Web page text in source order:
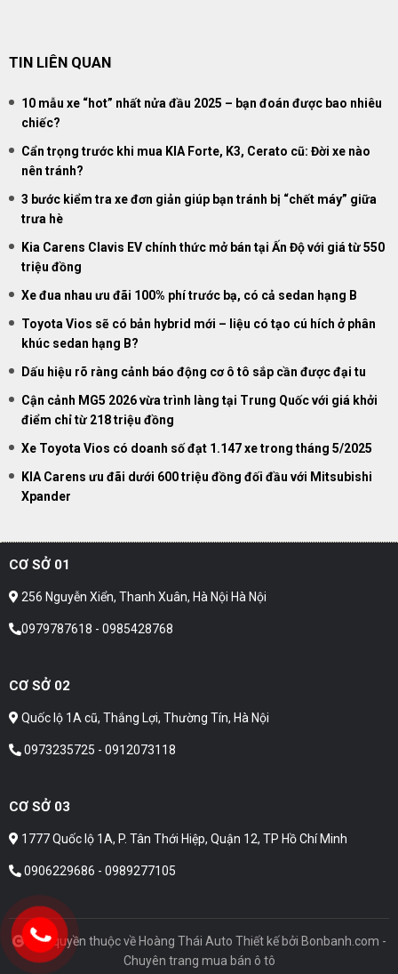
TIN LIÊN QUAN
10 mẫu xe “hot” nhất nửa đầu 2025 – bạn đoán được bao nhiêu
chiếc?
Cẩn trọng trước khi mua KIA Forte, K3, Cerato cũ: Đời xe nào
nên tránh?
3 bước kiểm tra xe đơn giản giúp bạn tránh bị “chết máy” giữa
trưa hè
Kia Carens Clavis EV chính thức mở bán tại Ấn Độ với giá từ 550
triệu đồng
Xe đua nhau ưu đãi 100% phí trước bạ, có cả sedan hạng B
Toyota Vios sẽ có bản hybrid mới – liệu có tạo cú hích ở phân
khúc sedan hạng B?
Dấu hiệu rõ ràng cảnh báo động cơ ô tô sắp cần được đại tu
Cận cảnh MG5 2026 vừa trình làng tại Trung Quốc với giá khởi
điểm chỉ từ 218 triệu đồng
Xe Toyota Vios có doanh số đạt 1.147 xe trong tháng 5/2025
KIA Carens ưu đãi dưới 600 triệu đồng đối đầu với Mitsubishi
Xpander
CƠ SỞ 01
256 Nguyễn Xiển, Thanh Xuân, Hà Nội Hà Nội
0979787618 - 0985428768
CƠ SỞ 02
Quốc lộ 1A cũ, Thắng Lợi, Thường Tín, Hà Nội
0973235725 - 0912073118
CƠ SỞ 03
1777 Quốc lộ 1A, P. Tân Thới Hiệp, Quận 12, TP Hồ Chí Minh
0906229686 - 0989277105
Bản quyền thuộc về Hoàng Thái Auto Thiết kế bởi Bonbanh.com -
Chuyên trang mua bán ô tô